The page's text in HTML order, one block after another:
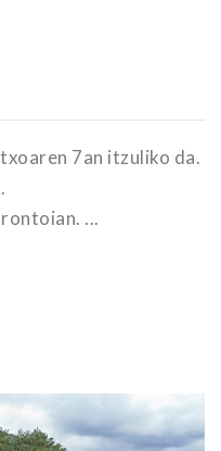
7an itzuliko da.
...